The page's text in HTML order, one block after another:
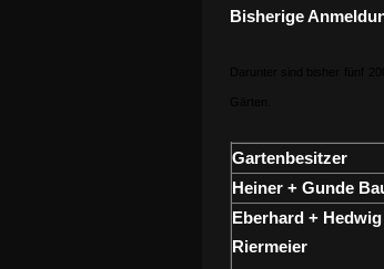
Bisherige
Gartenbesitzer
Heiner + Gunde
Eberhard + Hedwig
Riermeier